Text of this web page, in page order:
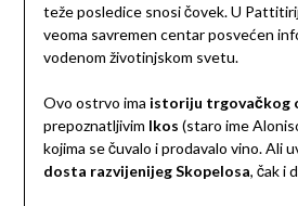
teže posledice snosi čovek. U
veoma savremen centar posvećen
vodenom životinjskom svetu.
Ovo ostrvo ima istoriju trgovačkog
prepoznatljivim Ikos (staro ime
kojima se čuvalo i prodavalo vino. Ali
dosta razvijenijeg Skopelosa, čak i